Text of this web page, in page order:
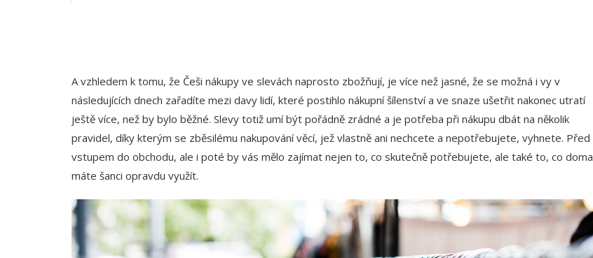
A vzhledem k tomu, že Češi nákupy ve slevách naprosto zbožňují, je více než jasné, že se možná i vy v
následujících dnech zařadíte mezi davy lidí, které postihlo nákupní šílenství a ve snaze ušetřit nakonec utratí
ještě více, než by bylo běžné. Slevy totiž umí být pořádně zrádné a je potřeba při nákupu dbát na několik
pravidel, díky kterým se zběsilému nakupování věcí, jež vlastně ani nechcete a nepotřebujete, vyhnete. Před
vstupem do obchodu, ale i poté by vás mělo zajímat nejen to, co skutečně potřebujete, ale také to, co doma
máte šanci opravdu využít.